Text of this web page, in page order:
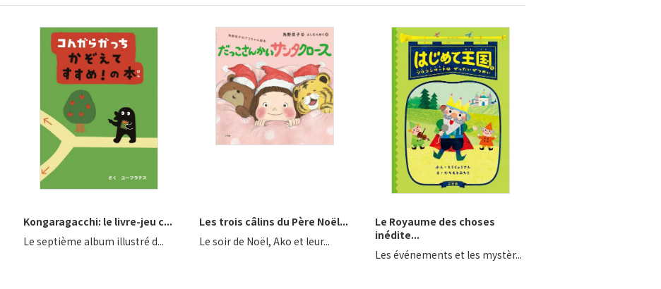
Kongaragacchi: le livre-jeu c...
Le septième album illustré d...
Les trois câlins du Père Noël...
Le soir de Noël, Ako et leur...
Le Royaume des choses
inédite...
Les événements et les mystèr...